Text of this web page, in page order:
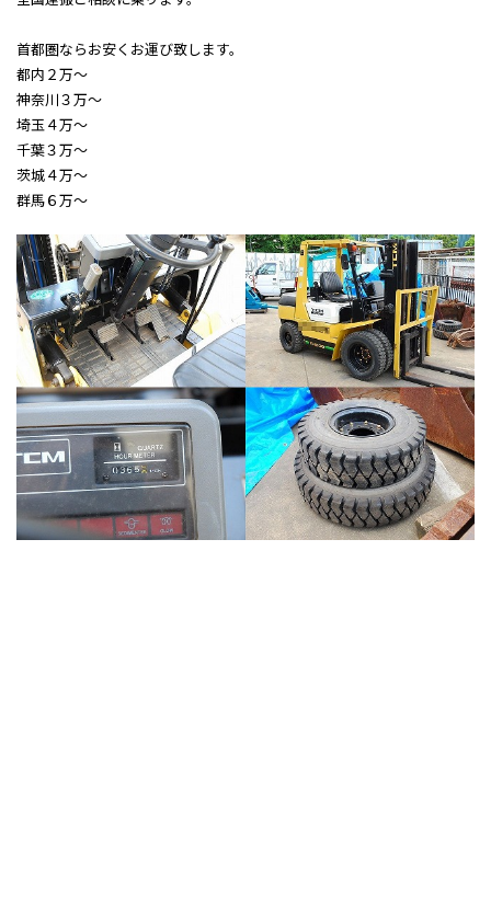
首都圏ならお安くお運び致します。
都内２万～
神奈川３万～
埼玉４万～
千葉３万～
茨城４万～
群馬６万～